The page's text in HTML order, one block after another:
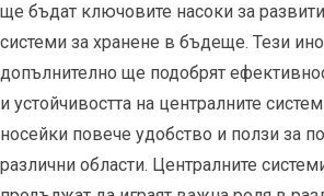
ще бъдат ключовите насоки за
системи за хранене в бъдеще. Тези
допълнително ще подобрят
и устойчивостта на централните
носейки повече удобство и ползи за
различни области. Централните